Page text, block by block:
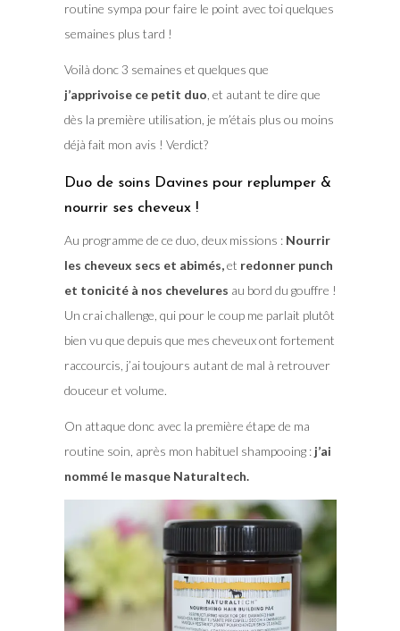
routine sympa pour faire le point avec toi quelques
semaines plus tard !
Voilà donc 3 semaines et quelques que
j’apprivoise ce petit duo , et autant te dire que
dès la première utilisation, je m’étais plus ou moins
déjà fait mon avis ! Verdict?
Duo de soins Davines pour replumper &
nourrir ses cheveux !
Au programme de ce duo, deux missions :Nourrir
les cheveux secs et abimés,et redonner punch
et tonicité à nos chevelures au bord du gouffre !
Un crai challenge, qui pour le coup me parlait plutôt
bien vu que depuis que mes cheveux ont fortement
raccourcis, j’ai toujours autant de mal à retrouver
douceur et volume.
On attaque donc avec la première étape de ma
routine soin, après mon habituel shampooing : j’ai
nommé le masque Naturaltech.